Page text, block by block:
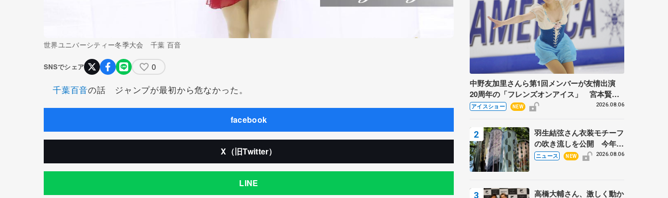
世界ユニバーシティー冬季大会 千葉 百音
SNSでシェア 0
千葉百音の話 ジャンプが最初から危なかった。
facebook
X（旧Twitter）
LINE
中野友加里さんら第1回メンバーが友情出演
20周年の「フレンズオンアイス」 宮本賢二
さん、有川梨絵さん、田村岳斗さんも
アイスショー NEW 2026.08.06
羽生結弦さん衣装モチーフ
の吹き流しを公開 今年は
「春よ、来い」、仙台の瑞
ニュース NEW 2026.08.06
高橋大輔さん、激しく動か